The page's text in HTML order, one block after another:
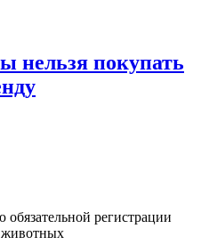
нельзя покупать
регистрации